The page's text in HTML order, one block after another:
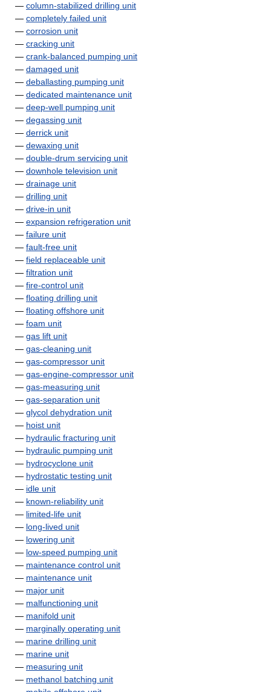
— column-stabilized drilling unit
— completely failed unit
— corrosion unit
— cracking unit
— crank-balanced pumping unit
— damaged unit
— deballasting pumping unit
— dedicated maintenance unit
— deep-well pumping unit
— degassing unit
— derrick unit
— dewaxing unit
— double-drum servicing unit
— downhole television unit
— drainage unit
— drilling unit
— drive-in unit
— expansion refrigeration unit
— failure unit
— fault-free unit
— field replaceable unit
— filtration unit
— fire-control unit
— floating drilling unit
— floating offshore unit
— foam unit
— gas lift unit
— gas-cleaning unit
— gas-compressor unit
— gas-engine-compressor unit
— gas-measuring unit
— gas-separation unit
— glycol dehydration unit
— hoist unit
— hydraulic fracturing unit
— hydraulic pumping unit
— hydrocyclone unit
— hydrostatic testing unit
— idle unit
— known-reliability unit
— limited-life unit
— long-lived unit
— lowering unit
— low-speed pumping unit
— maintenance control unit
— maintenance unit
— major unit
— malfunctioning unit
— manifold unit
— marginally operating unit
— marine drilling unit
— marine unit
— measuring unit
— methanol batching unit